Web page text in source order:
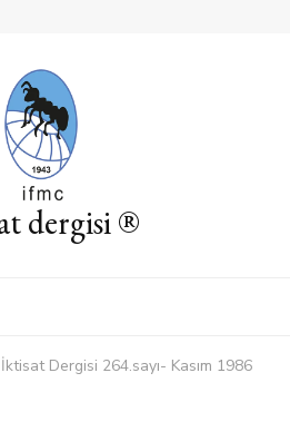
dergisi ®
İktisat Dergisi 264.sayı- Kasım 1986